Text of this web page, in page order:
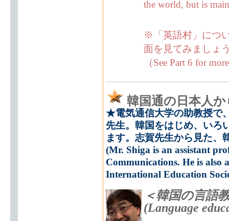
the world, but is
※「英語村」につ
面を見てみましょ
（See Part 6 for
韓国通の日本人
★電気通信大学の助教授で
先生。韓国をはじめ、いろ
ます。志賀先生から見た、
(Mr. Shiga is an assistant
Communications. He is also
International Education
＜韓国の言語
(Language